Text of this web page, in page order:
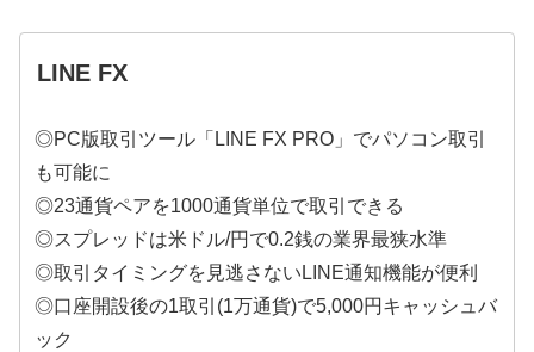
LINE FX
◎PC版取引ツール「LINE FX PRO」でパソコン取引
も可能に
◎23通貨ペアを1000通貨単位で取引できる
◎スプレッドは米ドル/円で0.2銭の業界最狭水準
◎取引タイミングを見逃さないLINE通知機能が便利
◎口座開設後の1取引(1万通貨)で5,000円キャッシュバ
ック